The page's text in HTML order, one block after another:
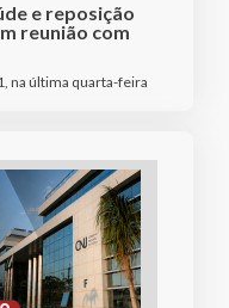
e reposição
reunião com
na última quarta-feira